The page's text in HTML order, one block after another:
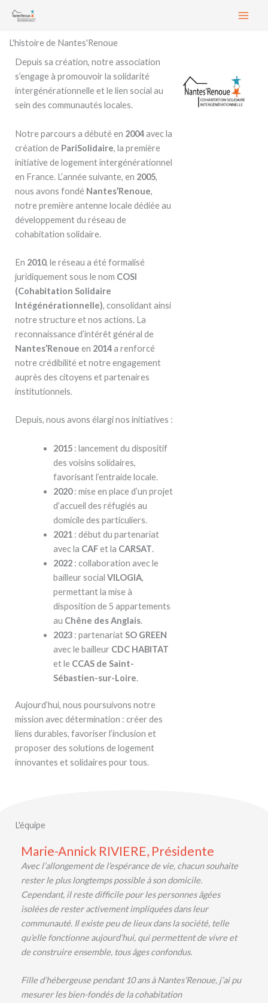
L'histoire de Nantes'Renoue
Depuis sa création, notre association
s’engage à promouvoir la solidarité
intergénérationnelle et le lien social au
sein des communautés locales.
Notre parcours a débuté en 2004avec la
création de PariSolidaire, la première
initiative de logement intergénérationnel
en France. L’année suivante, en 2005,
nous avons fondé Nantes’Renoue,
notre première antenne locale dédiée au
développement du réseau de
cohabitation solidaire.
En 2010, le réseau a été formalisé
juridiquement sous le nom COSI
(Cohabitation Solidaire
Intégénérationnelle), consolidant ainsi
notre structure et nos actions. La
reconnaissance d’intérêt général de
Nantes’Renoue en 2014a renforcé
notre crédibilité et notre engagement
auprès des citoyens et partenaires
institutionnels.
Depuis, nous avons élargi nos initiatives :
2015: lancement du dispositif
des voisins solidaires,
favorisant l’entraide locale.
2020: mise en place d’un projet
d’accueil des réfugiés au
domicile des particuliers.
2021: début du partenariat
avec la CAFet la CARSAT.
2022: collaboration avec le
bailleur social VILOGIA,
permettant la mise à
disposition de 5 appartements
au Chêne des Anglais.
2023: partenariatSO GREEN
avec le bailleur CDC HABITAT
et le CCAS de Saint-
Sébastien-sur-Loire.
Aujourd’hui, nous poursuivons notre
mission avec détermination : créer des
liens durables, favoriser l’inclusion et
proposer des solutions de logement
innovantes et solidaires pour tous.
L'équipe
Marie-Annick RIVIERE, Présidente
Avec l’allongement de l’espérance de vie, chacun souhaite
rester le plus longtemps possible à son domicile.
Cependant, il reste difficile pour les personnes âgées
isolées de rester activement impliquées dans leur
communauté. Il existe peu de lieux dans la société, telle
qu’elle fonctionne aujourd’hui, qui permettent de vivre et
de construire ensemble, tous âges confondus.
Fille d’hébergeuse pendant 10 ans à Nantes’Renoue, j’ai pu
mesurer les bien-fondés de la cohabitation